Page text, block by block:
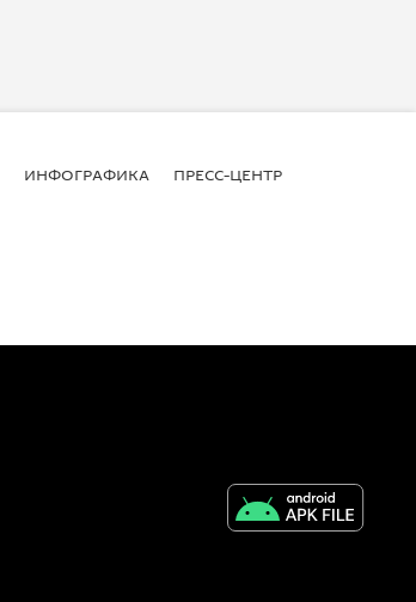
ИНФОГРАФИКА ПРЕСС-ЦЕНТР